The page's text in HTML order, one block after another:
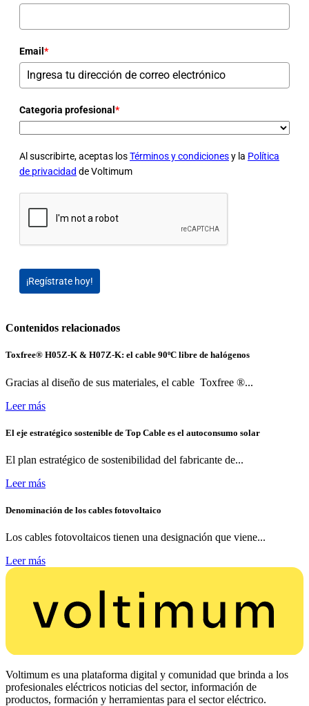
Email *
Categoria profesional *
Al suscribirte, aceptas losTérminos y condicionesy la Política
de privacidad de Voltimum
¡Regístrate hoy!
Contenidos relacionados
Toxfree® H05Z-K & H07Z-K: el cable 90ºC libre de halógenos
Gracias al diseño de sus materiales, el cable Toxfree ®...
Leer más
El eje estratégico sostenible de Top Cable es el autoconsumo solar
El plan estratégico de sostenibilidad del fabricante de...
Leer más
Denominación de los cables fotovoltaico
Los cables fotovoltaicos tienen una designación que viene...
Leer más
Voltimum es una plataforma digital y comunidad que brinda a los
profesionales eléctricos noticias del sector, información de
productos, formación y herramientas para el sector eléctrico.